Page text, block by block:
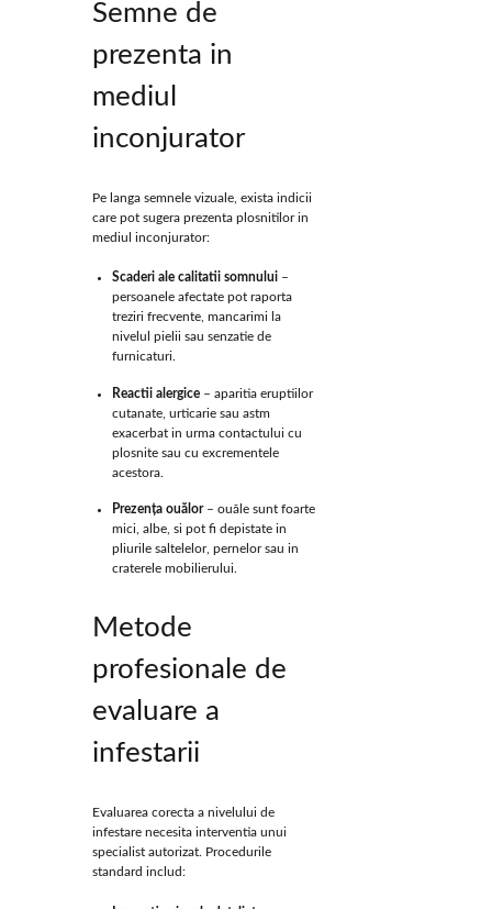
Semne de
prezenta in
mediul
inconjurator
Pe langa semnele vizuale, exista indicii
care pot sugera prezenta plosnitilor in
mediul inconjurator:
Scaderi ale calitatii somnului –
persoanele afectate pot raporta
treziri frecvente, mancarimi la
nivelul pielii sau senzatie de
furnicaturi.
Reactii alergice – aparitia eruptiilor
cutanate, urticarie sau astm
exacerbat in urma contactului cu
plosnite sau cu excrementele
acestora.
Prezența ouălor– ouăle sunt foarte
mici, albe, si pot fi depistate in
pliurile saltelelor, pernelor sau in
craterele mobilierului.
Metode
profesionale de
evaluare a
infestarii
Evaluarea corecta a nivelului de
infestare necesita interventia unui
specialist autorizat. Procedurile
standard includ: